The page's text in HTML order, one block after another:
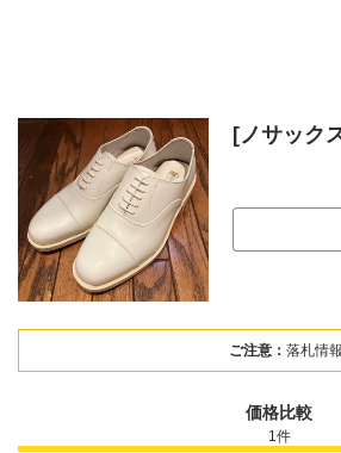
[ノサック
ご注意： 落札情
価格比較
1 件